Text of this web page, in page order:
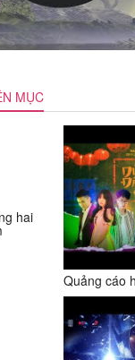
MỤC
hai
Quảng cáo